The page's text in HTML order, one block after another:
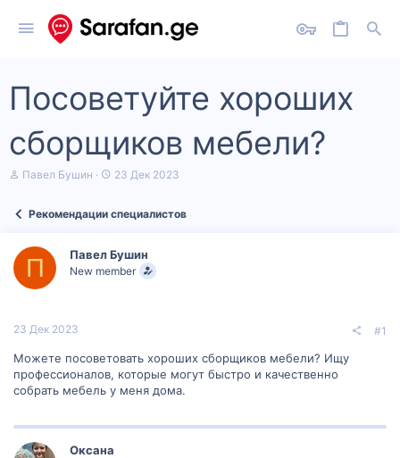
Посоветуйте хороших
сборщиков мебели?
А
т
м
ы
Павел Бушин
Д
а
ч
а
23 Дек 2023
Рекомендации специалистов
П Павел Бушин
New member
23 Дек 2023 #1
Можете посоветовать хороших сборщиков мебели? Ищу
профессионалов, которые могут быстро и качественно
собрать мебель у меня дома.
Оксана